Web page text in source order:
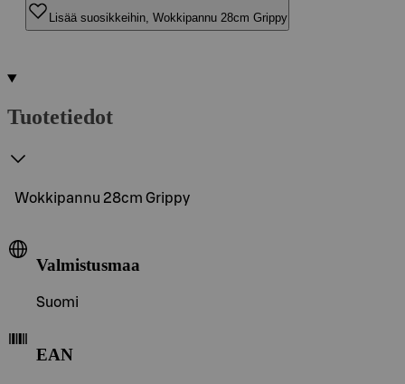
Lisää suosikkeihin, Wokkipannu 28cm Grippy
Tuotetiedot
Wokkipannu 28cm Grippy
Valmistusmaa
Suomi
EAN